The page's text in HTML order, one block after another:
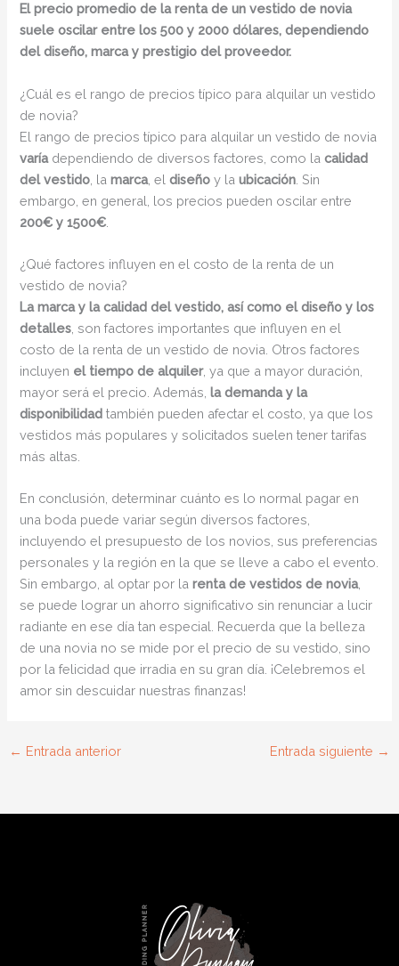
El precio promedio de la renta de un vestido de novia
suele oscilar entre los 500 y 2000 dólares, dependiendo
del diseño, marca y prestigio del proveedor.
¿Cuál es el rango de precios típico para alquilar un vestido
de novia?
El rango de precios típico para alquilar un vestido de novia
varíadependiendo de diversos factores, como lacalidad
del vestido , lamarca, eldiseño y laubicación . Sin
embargo, en general, los precios pueden oscilar entre
200€ y 1500€
¿Qué factores influyen en el costo de la renta de un
vestido de novia?
La marca y la calidad del vestido, así como el diseño y los
detalles , son factores importantes que influyen en el
costo de la renta de un vestido de novia. Otros factores
incluyen el tiempo de alquiler, ya que a mayor duración,
mayor será el precio. Además, la demanda y la
disponibilidad también pueden afectar el costo, ya que los
vestidos más populares y solicitados suelen tener tarifas
más altas.
En conclusión, determinar cuánto es lo normal pagar en
una boda puede variar según diversos factores,
incluyendo el presupuesto de los novios, sus preferencias
personales y la región en la que se lleve a cabo el evento.
Sin embargo, al optar por larenta de vestidos de novia,
se puede lograr un ahorro significativo sin renunciar a lucir
radiante en ese día tan especial. Recuerda que la belleza
de una novia no se mide por el precio de su vestido, sino
por la felicidad que irradia en su gran día. ¡Celebremos el
amor sin descuidar nuestras finanzas!
← Entrada anterior Entrada siguiente →